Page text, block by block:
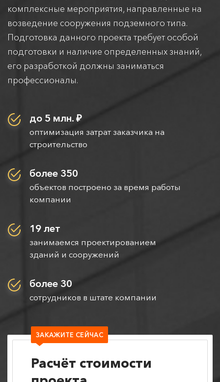
комплексные мероприятия, направленные на
возведение сооружения подземного типа.
Подготовка данного проекта требует особой
подготовки и наличие определенных знаний,
его разработкой должны заниматься
профессионалы.
до 5 млн. ₽
оптимизация затрат заказчика на
строительство
более 350
объектов построено за время работы
компании
19 лет
занимаемся проектированием
зданий и сооружений
более 30
сотрудников в штате компании
ЗАКАЖИТЕ СЕЙЧАС
Расчёт стоимости